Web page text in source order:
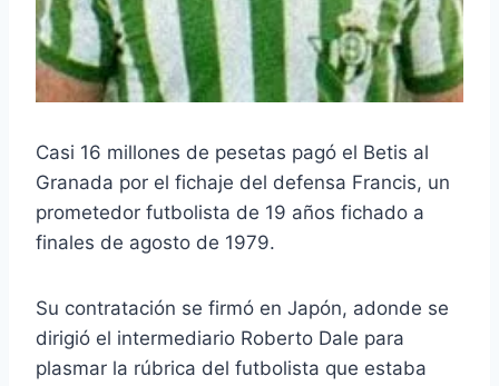
Casi 16 millones de pesetas pagó el Betis al
Granada por el fichaje del defensa Francis, un
prometedor futbolista de 19 años fichado a
finales de agosto de 1979.
Su contratación se firmó en Japón, adonde se
dirigió el intermediario Roberto Dale para
plasmar la rúbrica del futbolista que estaba